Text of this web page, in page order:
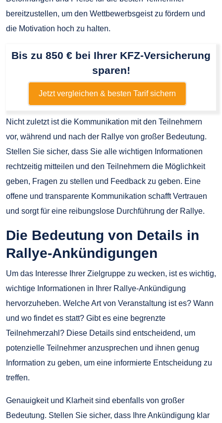
bereitzustellen, um den Wettbewerbsgeist zu fördern und
die Motivation hoch zu halten.
Bis zu 850 € bei Ihrer KFZ-Versicherung
sparen!
Jetzt vergleichen & besten Tarif sichern
Nicht zuletzt ist die Kommunikation mit den Teilnehmern
vor, während und nach der Rallye von großer Bedeutung.
Stellen Sie sicher, dass Sie alle wichtigen Informationen
rechtzeitig mitteilen und den Teilnehmern die Möglichkeit
geben, Fragen zu stellen und Feedback zu geben. Eine
offene und transparente Kommunikation schafft Vertrauen
und sorgt für eine reibungslose Durchführung der Rallye.
Die Bedeutung von Details in
Rallye-Ankündigungen
Um das Interesse Ihrer Zielgruppe zu wecken, ist es wichtig,
wichtige Informationen in Ihrer Rallye-Ankündigung
hervorzuheben. Welche Art von Veranstaltung ist es? Wann
und wo findet es statt? Gibt es eine begrenzte
Teilnehmerzahl? Diese Details sind entscheidend, um
potenzielle Teilnehmer anzusprechen und ihnen genug
Information zu geben, um eine informierte Entscheidung zu
treffen.
Genauigkeit und Klarheit sind ebenfalls von großer
Bedeutung. Stellen Sie sicher, dass Ihre Ankündigung klar